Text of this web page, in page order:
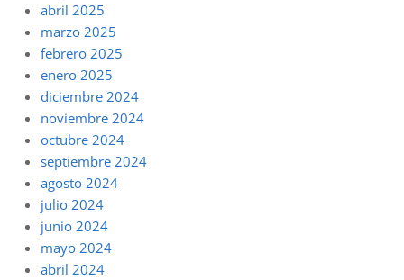
abril 2025
marzo 2025
febrero 2025
enero 2025
diciembre 2024
noviembre 2024
octubre 2024
septiembre 2024
agosto 2024
julio 2024
junio 2024
mayo 2024
abril 2024